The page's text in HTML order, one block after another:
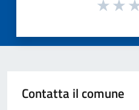
Contatta il comune